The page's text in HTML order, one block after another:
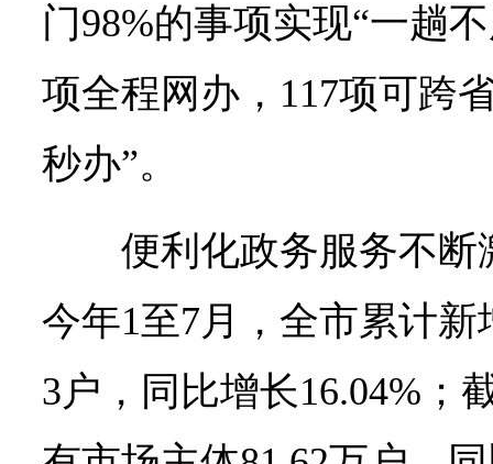
门98%的事项实现“一趟
项全程网办，117项可跨
秒办”。
便利化政务服务不
今年1至7月，全市累计新
3户，同比增长16.04%；